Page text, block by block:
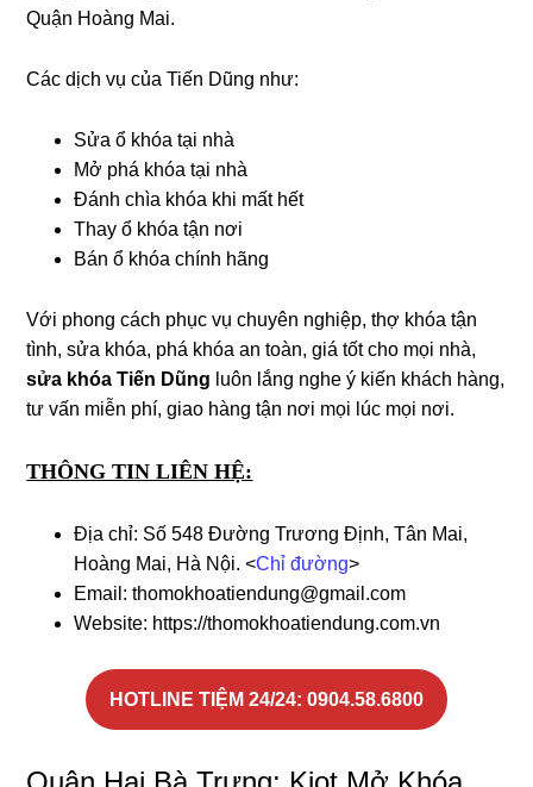
Quận Hoàng Mai.
Các dịch vụ của Tiến Dũng như:
Sửa ổ khóa tại nhà
Mở phá khóa tại nhà
Đánh chìa khóa khi mất hết
Thay ổ khóa tận nơi
Bán ổ khóa chính hãng
Với phong cách phục vụ chuyên nghiệp, thợ khóa tận
tình, sửa khóa, phá khóa an toàn, giá tốt cho mọi nhà,
sửa khóa Tiến Dũng luôn lắng nghe ý kiến khách hàng,
tư vấn miễn phí, giao hàng tận nơi mọi lúc mọi nơi.
THÔNG TIN LIÊN HỆ:
Địa chỉ: Số 548 Đường Trương Định, Tân Mai,
Hoàng Mai, Hà Nội. <Chỉ đường>
Email:thomokhoatiendung@gmail.com
Website: https://thomokhoatiendung.com.vn
HOTLINE TIỆM 24/24: 0904.58.6800